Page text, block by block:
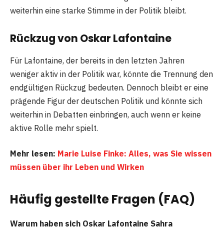
weiterhin eine starke Stimme in der Politik bleibt.
Rückzug von Oskar Lafontaine
Für Lafontaine, der bereits in den letzten Jahren
weniger aktiv in der Politik war, könnte die Trennung den
endgültigen Rückzug bedeuten. Dennoch bleibt er eine
prägende Figur der deutschen Politik und könnte sich
weiterhin in Debatten einbringen, auch wenn er keine
aktive Rolle mehr spielt.
Mehr lesen: Marie Luise Finke: Alles, was Sie wissen
müssen über ihr Leben und Wirken
Häufig gestellte Fragen (FAQ)
Warum haben sich Oskar Lafontaine Sahra